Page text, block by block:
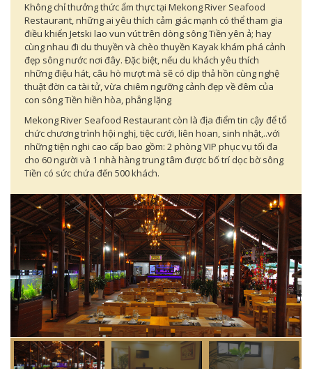
Không chỉ thưởng thức ẩm thực tại Mekong River Seafood
Restaurant, những ai yêu thích cảm giác mạnh có thể tham gia
điều khiển Jetski lao vun vút trên dòng sông Tiền yên ả; hay
cùng nhau đi du thuyền và chèo thuyền Kayak khám phá cảnh
đẹp sông nước nơi đây. Đặc biệt, nếu du khách yêu thích
những điệu hát, câu hò mượt mà sẽ có dịp thả hồn cùng nghệ
thuật đờn ca tài tử, vừa chiêm ngưỡng cảnh đẹp về đêm của
con sông Tiền hiền hòa, phẳng lặng
Mekong River Seafood Restaurant còn là địa điểm tin cậy để tổ
chức chương trình hội nghị, tiệc cưới, liên hoan, sinh nhật,..với
những tiện nghi cao cấp bao gồm: 2 phòng VIP phục vụ tối đa
cho 60 người và 1 nhà hàng trung tâm được bố trí dọc bờ sông
Tiền có sức chứa đến 500 khách.